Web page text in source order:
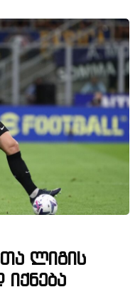
ლიგის